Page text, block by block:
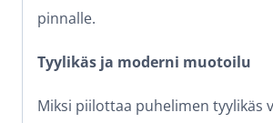
pinnalle.
Tyylikäs ja moderni muotoilu
Miksi piilottaa puhelimen tyylikäs